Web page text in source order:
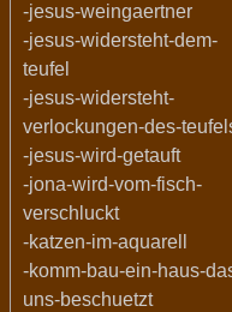
-jesus-weingaertner
-jesus-widersteht-dem-
teufel
-jesus-widersteht-
verlockungen-des-
-jesus-wird-getauft
-jona-wird-vom-fisch-
verschluckt
-katzen-im-aquarell
-komm-bau-ein-haus-
uns-beschuetzt